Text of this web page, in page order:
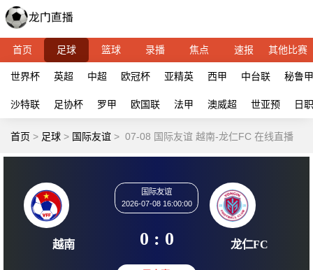
首页 足球 篮球 录播 焦点 速报 其他比赛
世界杯 英超 中超 欧冠杯 亚精英 西甲 中台联 秘鲁甲
沙特联 足协杯 罗甲 欧国联 法甲 澳威超 世亚预 日
首页 > 足球 > 国际友谊 > 07-08 国际友谊 越南-龙仁FC 在线直播
国际友谊
2026-07-08 16:00:00